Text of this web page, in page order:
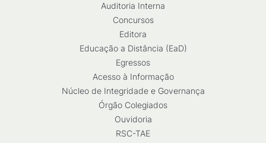
Auditoria Interna
Concursos
Editora
Educação a Distância (EaD)
Egressos
Acesso à Informação
Núcleo de Integridade e Governança
Órgão Colegiados
Ouvidoria
RSC-TAE